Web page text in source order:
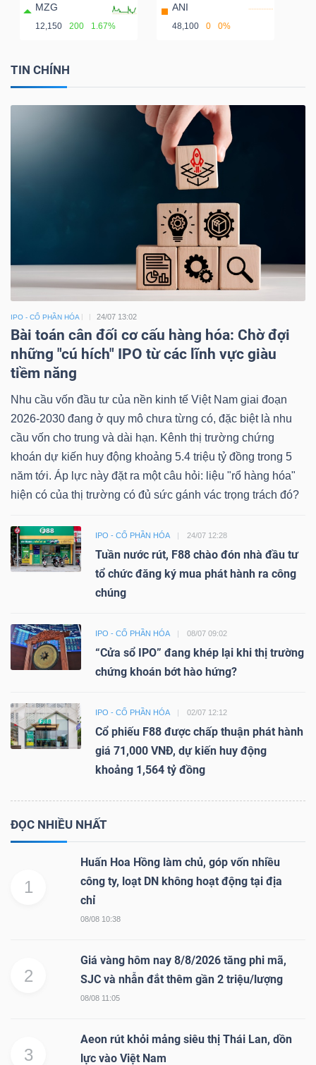
MZG
12,150 200 1.67%
ANI
48,100 0 0%
TIN CHÍNH
IPO - CỔ PHẦN HÓA 24/07 13:02
Bài toán cân đối cơ cấu hàng hóa: Chờ đợi
những "cú hích" IPO từ các lĩnh vực giàu
tiềm năng
Nhu cầu vốn đầu tư của nền kinh tế Việt Nam giai đoạn
2026-2030 đang ở quy mô chưa từng có, đặc biệt là nhu
cầu vốn cho trung và dài hạn. Kênh thị trường chứng
khoán dự kiến huy động khoảng 5.4 triệu tỷ đồng trong 5
năm tới. Áp lực này đặt ra một câu hỏi: liệu "rổ hàng hóa"
hiện có của thị trường có đủ sức gánh vác trọng trách đó?
IPO - CỔ PHẦN HÓA 24/07 12:28
Tuần nước rút, F88 chào đón nhà đầu tư
tổ chức đăng ký mua phát hành ra công
chúng
IPO - CỔ PHẦN HÓA 08/07 09:02
“Cửa sổ IPO” đang khép lại khi thị trường
chứng khoán bớt hào hứng?
IPO - CỔ PHẦN HÓA 02/07 12:12
Cổ phiếu F88 được chấp thuận phát hành
giá 71,000 VNĐ, dự kiến huy động
khoảng 1,564 tỷ đồng
ĐỌC NHIỀU NHẤT
1
Huấn Hoa Hồng làm chủ, góp vốn nhiều
công ty, loạt DN không hoạt động tại địa
chỉ
08/08 10:38
2
Giá vàng hôm nay 8/8/2026 tăng phi mã,
SJC và nhẫn đắt thêm gần 2 triệu/lượng
08/08 11:05
3
Aeon rút khỏi mảng siêu thị Thái Lan, dồn
lực vào Việt Nam